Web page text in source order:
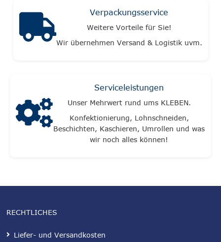
Verpackungsservice
Weitere Vorteile für Sie!
Wir übernehmen Versand & Logistik uvm.
Serviceleistungen
Unser Mehrwert rund ums KLEBEN.
Konfektionierung, Lohnschneiden,
Beschichten, Kaschieren, Umrollen und was
wir noch alles können!
RECHTLICHES
Liefer- und Versandkosten